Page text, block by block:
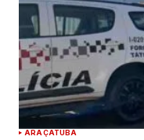
ARAÇATUBA